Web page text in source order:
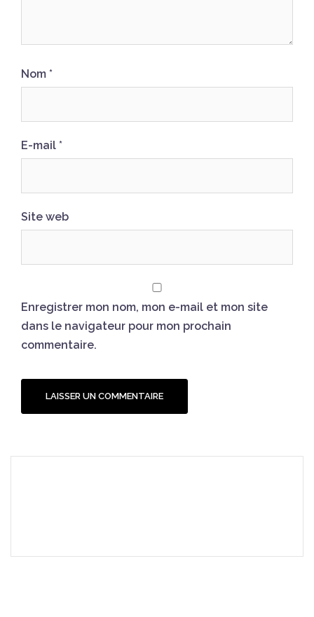
Nom *
E-mail *
Site web
Enregistrer mon nom, mon e-mail et mon site
dans le navigateur pour mon prochain
commentaire.